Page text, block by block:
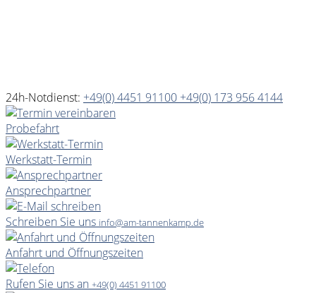
24h-Notdienst: +49(0) 4451 91100 +49(0) 173 956 4144
Probefahrt
Werkstatt-Termin
Ansprechpartner
Schreiben Sie uns info@am-tannenkamp.de
Anfahrt und Öffnungszeiten
Rufen Sie uns an +49(0) 4451 91100